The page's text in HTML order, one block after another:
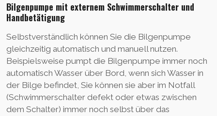
Bilgenpumpe mit externem Schwimmerschalter und
Handbetätigung
Selbstverständlich können Sie die Bilgenpumpe
gleichzeitig automatisch und manuell nutzen.
Beispielsweise pumpt die Bilgenpumpe immer noch
automatisch Wasser über Bord, wenn sich Wasser in
der Bilge befindet, Sie können sie aber im Notfall
(Schwimmerschalter defekt oder etwas zwischen
dem Schalter) immer noch selbst über das